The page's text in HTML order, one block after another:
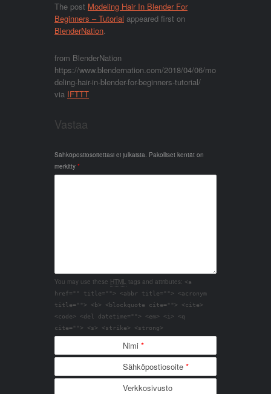
The post Modeling Hair In Blender For
Beginners – Tutorial appeared first on
BlenderNation.
from BlenderNation
https://www.blendernation.com/2018/04/06/mo
deling-hair-in-blender-for-beginners-tutorial/
via IFTTT
Vastaa
Sähköpostiosoitettasi ei julkaista. Pakolliset kentät on
merkitty *
You may use these HTML tags and attributes: <a
href="" title=""> <abbr title=""> <acronym
title=""> <b> <blockquote cite=""> <cite>
<code> <del datetime=""> <em> <i> <q
cite=""> <s> <strike> <strong>
Nimi *
Sähköpostiosoite *
Verkkosivusto